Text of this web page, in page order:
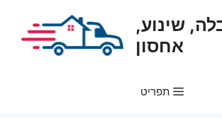
שינוע,
אחסון
תפריט